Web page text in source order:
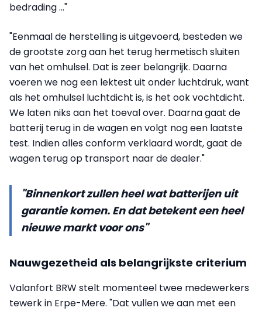
bedrading ..."
"Eenmaal de herstelling is uitgevoerd, besteden we
de grootste zorg aan het terug hermetisch sluiten
van het omhulsel. Dat is zeer belangrijk. Daarna
voeren we nog een lektest uit onder luchtdruk, want
als het omhulsel luchtdicht is, is het ook vochtdicht.
We laten niks aan het toeval over. Daarna gaat de
batterij terug in de wagen en volgt nog een laatste
test. Indien alles conform verklaard wordt, gaat de
wagen terug op transport naar de dealer."
"Binnenkort zullen heel wat batterijen uit
garantie komen. En dat betekent een heel
nieuwe markt voor ons"
Nauwgezetheid als belangrijkste criterium
Valanfort BRW stelt momenteel twee medewerkers
tewerk in Erpe-Mere. "Dat vullen we aan met een